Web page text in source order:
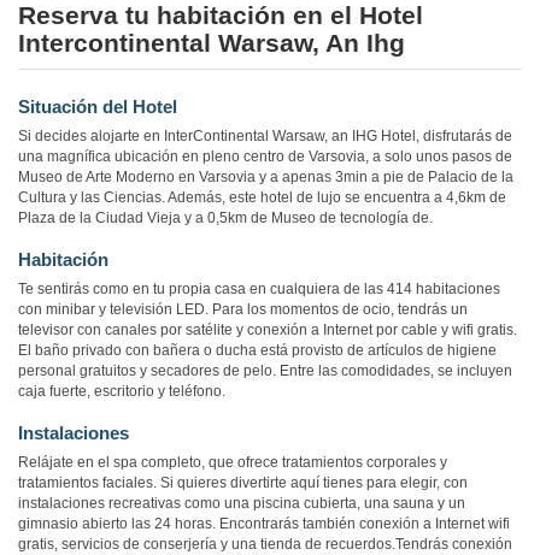
Reserva tu habitación en el Hotel
Intercontinental Warsaw, An Ihg
Situación del Hotel
Si decides alojarte en InterContinental Warsaw, an IHG Hotel, disfrutarás de
una magnífica ubicación en pleno centro de Varsovia, a solo unos pasos de
Museo de Arte Moderno en Varsovia y a apenas 3min a pie de Palacio de la
Cultura y las Ciencias. Además, este hotel de lujo se encuentra a 4,6km de
Plaza de la Ciudad Vieja y a 0,5km de Museo de tecnología de.
Habitación
Te sentirás como en tu propia casa en cualquiera de las 414 habitaciones
con minibar y televisión LED. Para los momentos de ocio, tendrás un
televisor con canales por satélite y conexión a Internet por cable y wifi gratis.
El baño privado con bañera o ducha está provisto de artículos de higiene
personal gratuitos y secadores de pelo. Entre las comodidades, se incluyen
caja fuerte, escritorio y teléfono.
Instalaciones
Relájate en el spa completo, que ofrece tratamientos corporales y
tratamientos faciales. Si quieres divertirte aquí tienes para elegir, con
instalaciones recreativas como una piscina cubierta, una sauna y un
gimnasio abierto las 24 horas. Encontrarás también conexión a Internet wifi
gratis, servicios de conserjería y una tienda de recuerdos.Tendrás conexión